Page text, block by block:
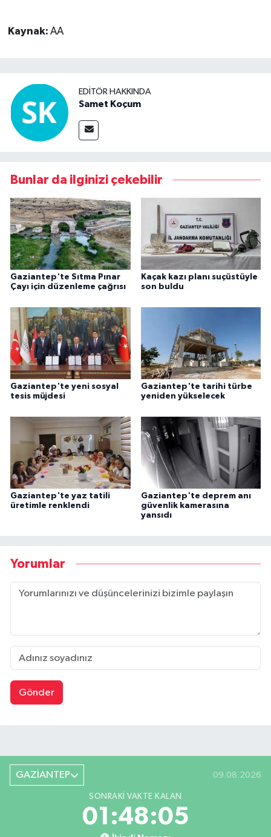
Kaynak: AA
EDITÖR HAKKINDA
Samet Koçum
Bunlar da ilginizi çekebilir
Gaziantep'te Sıtma Pınar
Çayı için düzenleme çağrısı
Kaçak kazı planı suçüstüyle
son buldu
Gaziantep'te yeni sosyal
tesis müjdesi
Gaziantep'te tarihi türbe
yeniden yükselecek
Gaziantep'te yaz tatili
üretimle renklendi
Gaziantep'te deprem anı
güvenlik kamerasına
yansıdı
Yorumlar
Gönder
GAZİANTEP 09.08.2026
SONRAKI VAKTE KALAN
01:48:05